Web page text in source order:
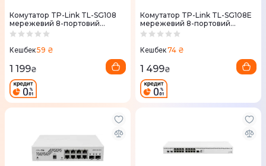
Комутатор TP-Link TL-SG108
мережевий 8-портовий
гiгабiтний
Кешбек59 ₴
1 199₴
Комутатор TP-Link TL-SG108E
мережевий 8-портовий
гiгабiтний
Кешбек74 ₴
1 499₴